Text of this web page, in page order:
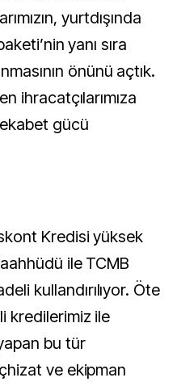
yurtdışında
yanı sıra
önünü açtık.
ihracatçılarımıza
gücü
Kredisi yüksek
ile TCMB
kullandırılıyor. Öte
kredilerimiz ile
bu tür
ve ekipman